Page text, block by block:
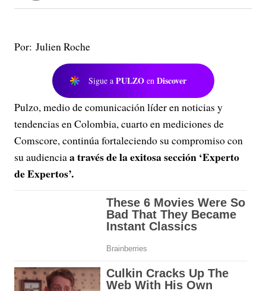
Por: Julien Roche
Sigue a PULZO en Discover
Pulzo, medio de comunicación líder en noticias y
tendencias en Colombia, cuarto en mediciones de
Comscore, continúa fortaleciendo su compromiso con
su audienciaa través de la exitosa sección ‘Experto
de Expertos’.